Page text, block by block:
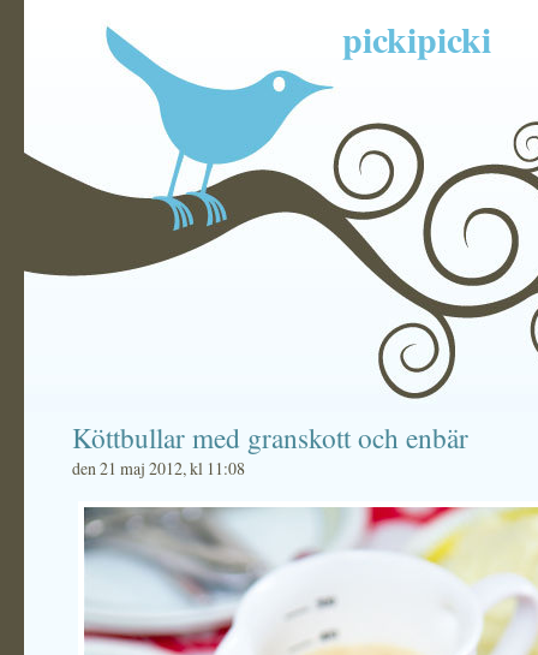
pickipicki
Köttbullar med granskott och enbär
den 21 maj 2012, kl 11:08